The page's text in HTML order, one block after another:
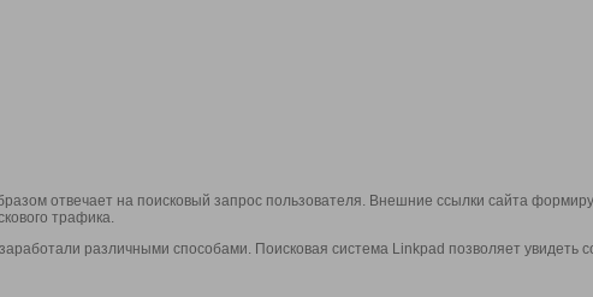
отвечает на поисковый запрос пользователя. Внешние ссылки сайта
трафика.
различными способами. Поисковая система Linkpad позволяет увидеть